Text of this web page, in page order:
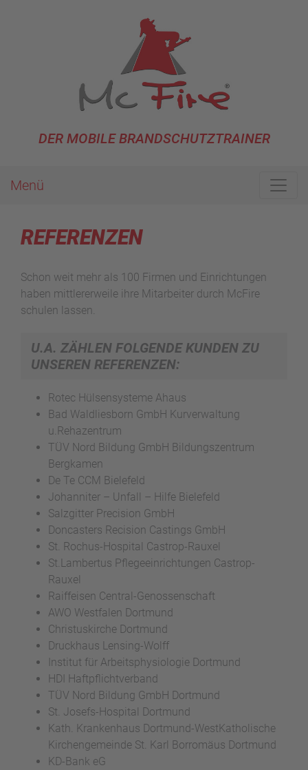
DER MOBILE BRANDSCHUTZTRAINER
Menü
REFERENZEN
Schon weit mehr als 100 Firmen und Einrichtungen
haben mittlererweile ihre Mitarbeiter durch McFire
schulen lassen.
U.A. ZÄHLEN FOLGENDE KUNDEN ZU
UNSEREN REFERENZEN:
Rotec Hülsensysteme Ahaus
Bad Waldliesborn GmbH Kurverwaltung
u.Rehazentrum
TÜV Nord Bildung GmbH Bildungszentrum
Bergkamen
De Te CCM Bielefeld
Johanniter – Unfall – Hilfe Bielefeld
Salzgitter Precision GmbH
Doncasters Recision Castings GmbH
St. Rochus-Hospital Castrop-Rauxel
St.Lambertus Pflegeeinrichtungen Castrop-
Rauxel
Raiffeisen Central-Genossenschaft
AWO Westfalen Dortmund
Christuskirche Dortmund
Druckhaus Lensing-Wolff
Institut für Arbeitsphysiologie Dortmund
HDI Haftpflichtverband
TÜV Nord Bildung GmbH Dortmund
St. Josefs-Hospital Dortmund
Kath. Krankenhaus Dortmund-WestKatholische
Kirchengemeinde St. Karl Borromäus Dortmund
KD-Bank eG